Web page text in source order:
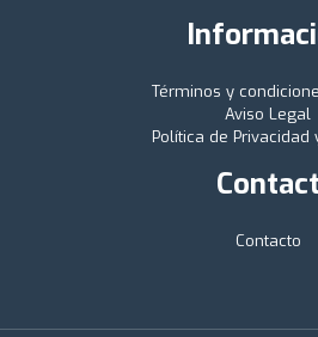
Términos y
Aviso Legal
Política de Privacidad
Contact
Contacto